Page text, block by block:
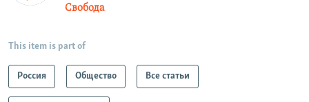
Свобода
This item is part of
Россия Общество Все статьи